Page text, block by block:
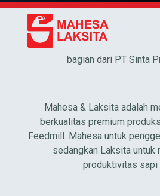
bagian dari PT Sinta
Mahesa & Laksita adalah
berkualitas premium
Feedmill. Mahesa untuk
sedangkan Laksita untuk
produktivitas sapi